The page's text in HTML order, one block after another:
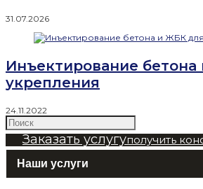
31.07.2026
Инъектирование
укрепления
24.11.2022
Заказать услугуполучить
Наши услуги